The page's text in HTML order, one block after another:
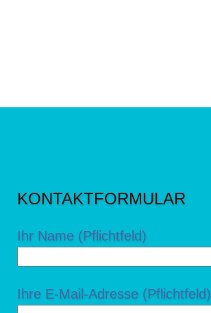
KONTAKTFORMULAR
Ihr Name (Pflichtfeld)
Ihre E-Mail-Adresse (Pflichtfeld)